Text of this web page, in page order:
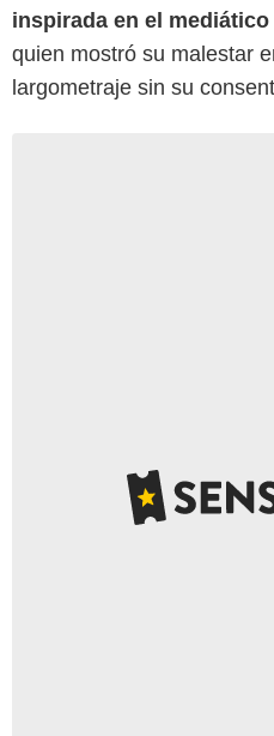
inspirada en el
quien mostró su malestar
largometraje sin su